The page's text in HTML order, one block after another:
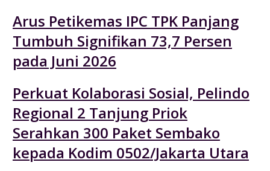
Arus Petikemas IPC TPK Panjang
Tumbuh Signifikan 73,7 Persen
pada Juni 2026
Perkuat Kolaborasi Sosial, Pelindo
Regional 2 Tanjung Priok
Serahkan 300 Paket Sembako
kepada Kodim 0502/Jakarta Utara